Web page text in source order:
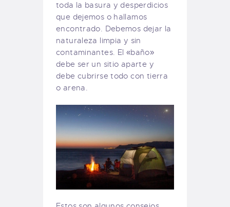
toda la basura y desperdicios
que dejemos o hallamos
encontrado. Debemos dejar la
naturaleza limpia y sin
contaminantes. El «baño»
debe ser un sitio aparte y
debe cubrirse todo con tierra
o arena.